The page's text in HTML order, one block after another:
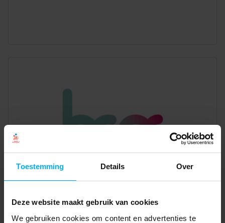
Toestemming Details Over
Deze website maakt gebruik van cookies
We gebruiken cookies om content en advertenties te